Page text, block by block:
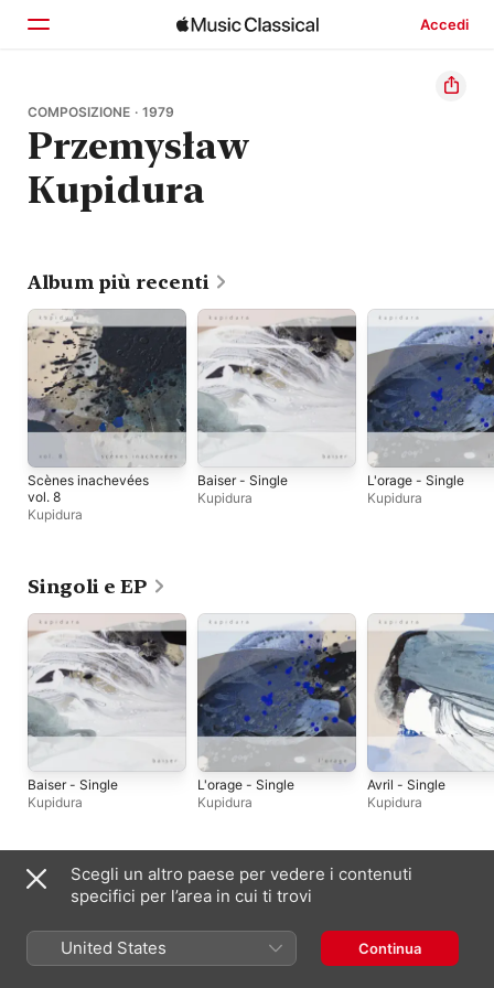
Accedi
Home
Scopri
Cerca
COMPOSIZIONE · 1979
Przemysław
Kupidura
Album più recenti
Scènes inachevées
vol. 8
Kupidura
Baiser - Single
Kupidura
L'orage - Single
Kupidura
Singoli e EP
Baiser - Single
Kupidura
L'orage - Single
Kupidura
Avril - Single
Kupidura
Compilation
Scegli un altro paese per vedere i contenuti
specifici per l’area in cui ti trovi
United States Continua